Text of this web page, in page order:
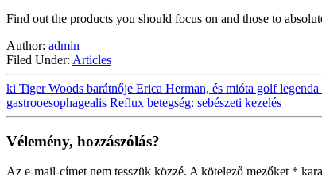
Find out the products you should focus on and those to
Author: admin
Filed Under: Articles
ki Tiger Woods barátnője Erica Herman, és mióta golf legenda
gastrooesophagealis Reflux betegség: sebészeti kezelés
Vélemény, hozzászólás?
Az e-mail-címet nem tesszük közzé. A kötelező mezőket *